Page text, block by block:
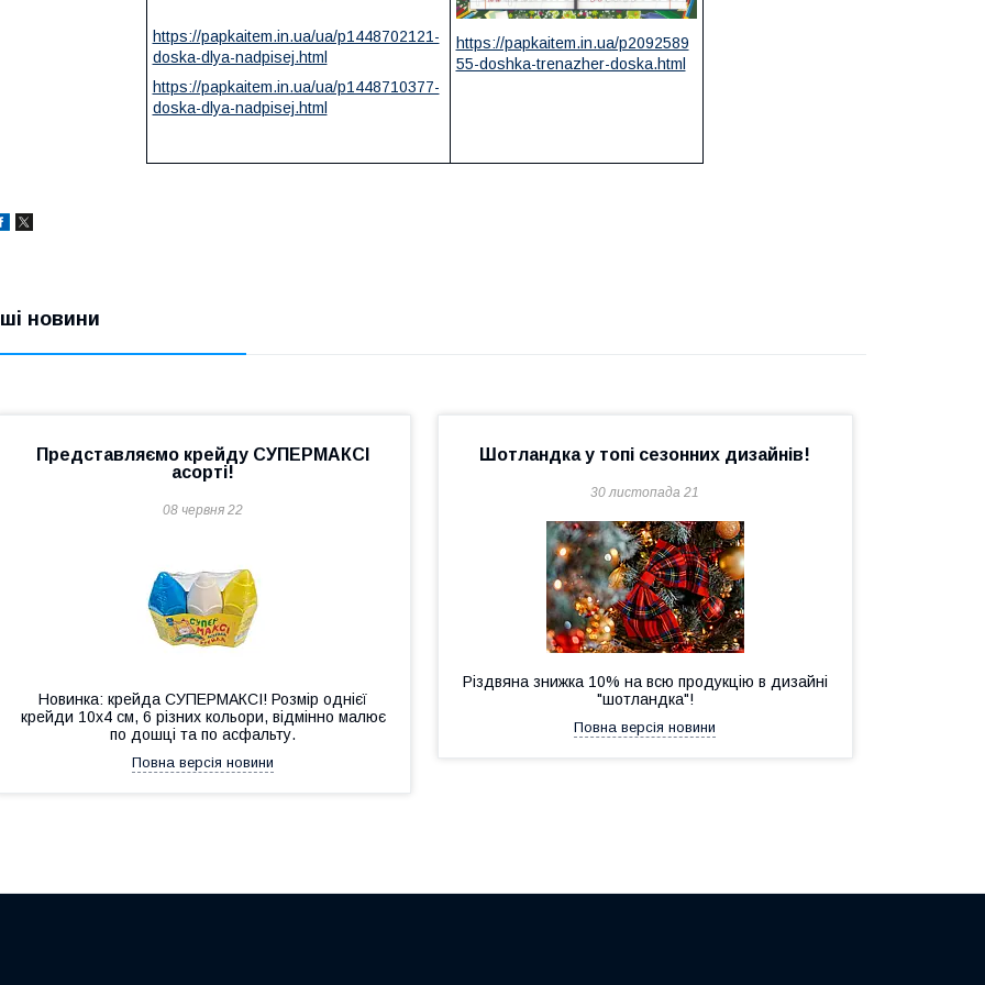
https://papkaitem.in.ua/ua/p1448702121-
doska-dlya-nadpisej.html
https://papkaitem.in.ua/ua/p1448710377-
doska-dlya-nadpisej.html
https://papkaitem.in.ua/p2092589
55-doshka-trenazher-doska.html
новини
Представляємо крейду СУПЕРМАКСІ
асорті!
08 червня 22
Новинка: крейда СУПЕРМАКСІ! Розмір однієї
крейди 10х4 см, 6 різних кольори, відмінно малює
по дошці та по асфальту.
Повна версія новини
Шотландка у топі сезонних дизайнів!
30 листопада 21
Різдвяна знижка 10% на всю продукцію в дизайні
"шотландка"!
Повна версія новини